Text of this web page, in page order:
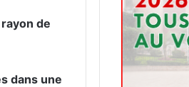
de
dans une